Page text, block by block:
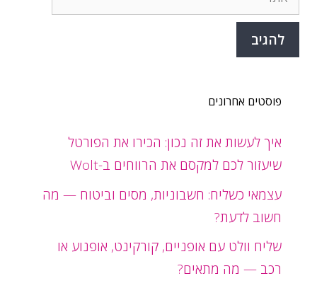
פוסטים אחרונים
איך לעשות את זה נכון: הכירו את הפורטל
שיעזור לכם למקסם את הרווחים ב-Wolt
עצמאי כשליח: חשבוניות, מסים וביטוח — מה
חשוב לדעת?
שליח וולט עם אופניים, קורקינט, אופנוע או
רכב — מה מתאים?